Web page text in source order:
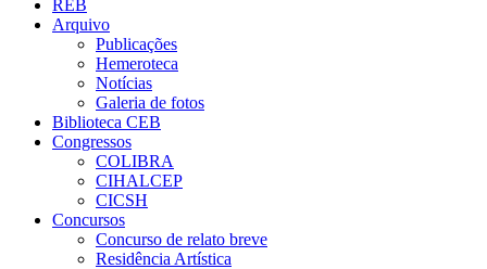
REB
Arquivo
Publicações
Hemeroteca
Notícias
Galeria de fotos
Biblioteca CEB
Congressos
COLIBRA
CIHALCEP
CICSH
Concursos
Concurso de relato breve
Residência Artística